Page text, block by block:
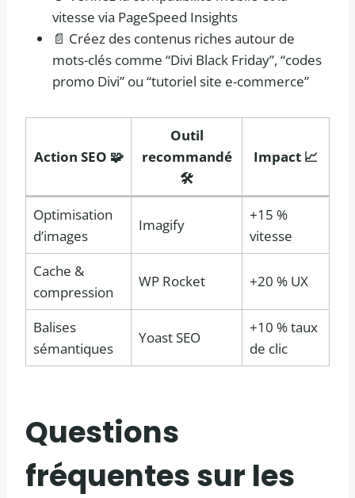
vitesse via PageSpeed Insights
📄 Créez des contenus riches autour de
mots-clés comme “Divi Black Friday”, “codes
promo Divi” ou “tutoriel site e-commerce”
Action SEO 🧩
Outil
recommandé
🛠️
Impact 📈
Optimisation
d’images
Imagify
+15 %
vitesse
Cache &
compression
WP Rocket +20 % UX
Balises
sémantiques
Yoast SEO
+10 % taux
de clic
Questions
fréquentes sur les